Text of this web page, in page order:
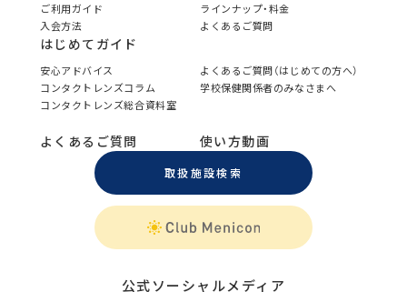
ご利用ガイド
ラインナップ・料金
入会方法
よくあるご質問
はじめてガイド
安心アドバイス
よくあるご質問（はじめての方へ）
コンタクトレンズコラム
学校保健関係者のみなさまへ
コンタクトレンズ総合資料室
よくあるご質問 使い方動画
取扱施設検索
公式ソーシャルメディア